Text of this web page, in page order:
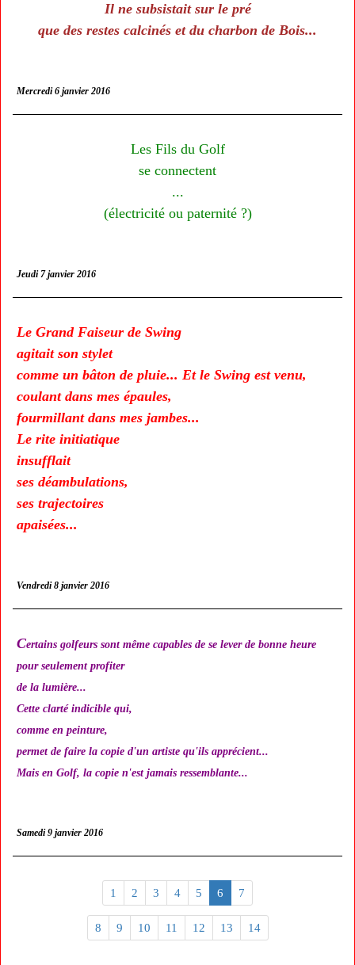
Il ne subsistait sur le pré
que des restes calcinés et du charbon de Bois...
Mercredi 6 janvier 2016
Les Fils du Golf
se connectent
...
(électricité ou paternité ?)
Jeudi 7 janvier 2016
Le Grand Faiseur de Swing
agitait son stylet
comme un bâton de pluie... Et le Swing est venu,
coulant dans mes épaules,
fourmillant dans mes jambes...
Le rite initiatique
insufflait
ses déambulations,
ses trajectoires
apaisées...
Vendredi 8 janvier 2016
Certains golfeurs sont même capables de se lever de bonne heure
pour seulement profiter
de la lumière...
Cette clarté indicible qui,
comme en peinture,
permet de faire la copie d'un artiste qu'ils apprécient...
Mais en Golf, la copie n'est jamais ressemblante...
Samedi 9 janvier 2016
1 2 3 4 5 6 7
8 9 10 11 12 13 14